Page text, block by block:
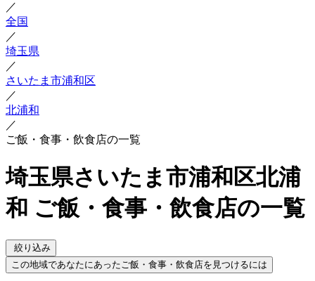
／
全国
／
埼玉県
／
さいたま市浦和区
／
北浦和
／
ご飯・食事・飲食店の一覧
埼玉県さいたま市浦和区北浦
和 ご飯・食事・飲食店の一覧
絞り込み
この地域であなたにあったご飯・食事・飲食店を見つけるには